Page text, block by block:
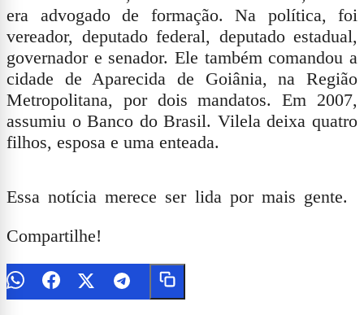
era advogado de formação. Na política, foi
vereador, deputado federal, deputado estadual,
governador e senador. Ele também comandou a
cidade de Aparecida de Goiânia, na Região
Metropolitana, por dois mandatos. Em 2007,
assumiu o Banco do Brasil. Vilela deixa quatro
filhos, esposa e uma enteada.
Essa notícia merece ser lida por mais gente.
Compartilhe!